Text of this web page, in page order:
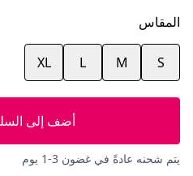
المقاس
S
M
L
XL
أضف إلى
يتم شحنه عادةً في غضون 3-1 يوم